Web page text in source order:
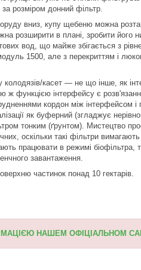
розміром донний фільтр.
вниз, купу щебеню можна
розширити в плані, зробити
вод, що майже збігається з
1500, але з перекриттям і
касет — не що інше, як
ж функцією інтерфейсу є
кордон між інтерфейсом
як буферний (згладжує
тонким (ґрунтом). Мистецтво
оскільки такі фільтри
працювати в режимі біофільтра,
завантаження.
частинок понад 10 гектарів.
НАШЕМ ОФІЦІАЛЬНОМ